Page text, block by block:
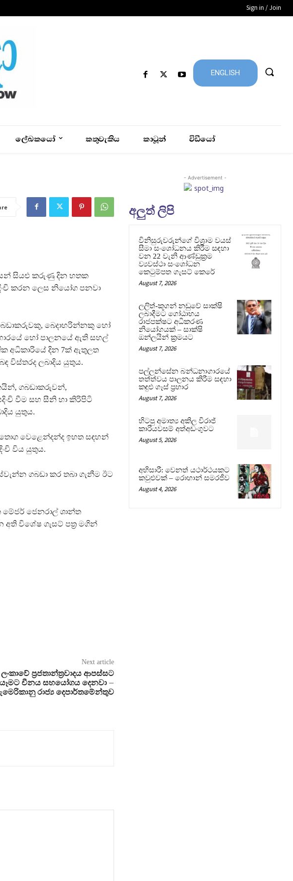
Sign in / Join
ENGLISH
ලේඛකයෝ කතුවැකිය කාටූන් විඩීයෝ
සියළු කරුණු දින හතක
කරන ලෙස නියෝග පනවා
බෙදාහරින්නකු හෝ
හෝ පාලනයේ ඇති සහල්
අධිකාරියේ දින 7ක් ඇතුලත
විස්තරද ලබාදිය යුතුය.
ගබඩාකරුවන්,
වීම සහ සීනි හා කිරිපිටි
යුතුය.
වෙළෙන්දන්ද ඉහත සඳහන්
විය යුතුය.
ගබඩා කර තබා ගැනීම ඊට
මේජර් ජෙනරාල් ශාන්ත
අති විශේෂ ගැසට් පත්‍ර මගින්
Next article
ලංකාවේ ප්‍රජතාන්ත්‍රවාදය ආපස්සට
චීනය සහයෝගය දෙනවා –
රාජ්‍ය දෙපාර්තමේන්තුව
- Advertisement -
අලුත් ලිපි
විනිසුරුවරුන්ගේ විශ්‍රාම වයස්
සීමා සංශෝධනය කිරීම සඳහා
වන 22 වැනි ආණ්ඩුක්‍රම
ව්‍යවස්ථා සංශෝධන
කෙටුම්පත ගැසට් කෙරේ
August 7, 2026
ලලිත්-කූගන් නඩුවේ සාක්ෂි
ලබාදීමට ගෝඨාභය
රාජපක්ෂට අධිකරණ
නියෝගයක් – සාක්ෂි
ඔන්ලයින් ක්‍රමයට
August 7, 2026
පල්ලන්සේන බන්ධනාගාරයේ
තත්ත්වය පාලනය කිරීම සඳහා
කඳුළු ගෑස් ප්‍රහාර
August 7, 2026
හිටපු අමාත්‍ය අකිල විරාජ්
කාරියවසම් අත්අඩංගුවට
August 5, 2026
අභිසාරී: වෙනත් යථාර්ථයකට
කවුළුවක් – රොහාන් සමරජීව
August 4, 2026